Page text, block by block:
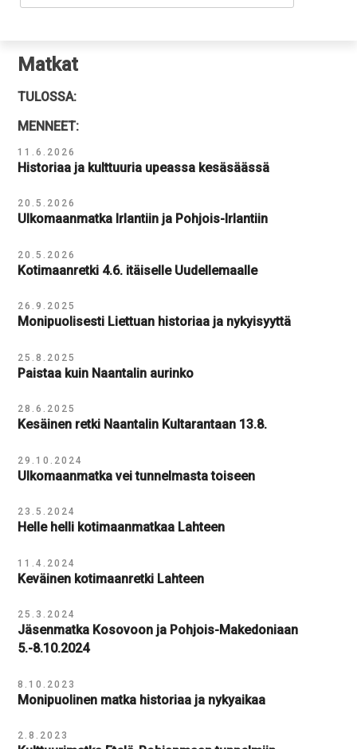
Matkat
TULOSSA:
MENNEET:
11.6.2026
Historiaa ja kulttuuria upeassa kesäsäässä
20.5.2026
Ulkomaanmatka Irlantiin ja Pohjois-Irlantiin
20.5.2026
Kotimaanretki 4.6. itäiselle Uudellemaalle
26.9.2025
Monipuolisesti Liettuan historiaa ja nykyisyyttä
25.8.2025
Paistaa kuin Naantalin aurinko
28.6.2025
Kesäinen retki Naantalin Kultarantaan 13.8.
29.10.2024
Ulkomaanmatka vei tunnelmasta toiseen
23.5.2024
Helle helli kotimaanmatkaa Lahteen
11.4.2024
Keväinen kotimaanretki Lahteen
25.3.2024
Jäsenmatka Kosovoon ja Pohjois-Makedoniaan
5.-8.10.2024
8.10.2023
Monipuolinen matka historiaa ja nykyaikaa
2.8.2023